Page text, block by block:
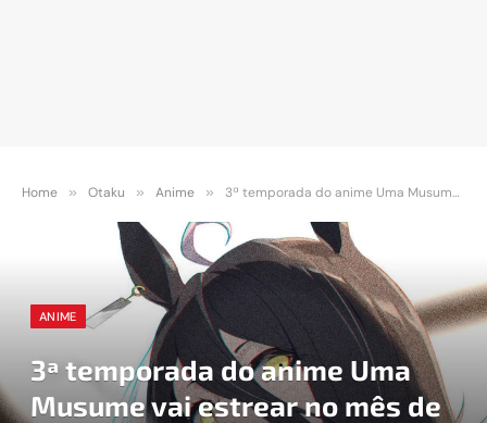
Home » Otaku » Anime » 3ª temporada do anime Uma Musume vai estrear no mês de outubro
ANIME
3ª temporada do anime Uma
Musume vai estrear no mês de